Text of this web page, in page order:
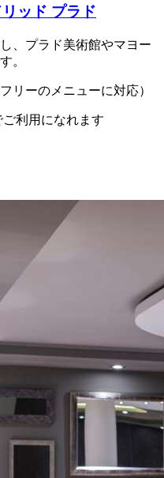
ッド プラド
、プラド美術館やマヨー
。
リーのメニューに対応）
利用になれます